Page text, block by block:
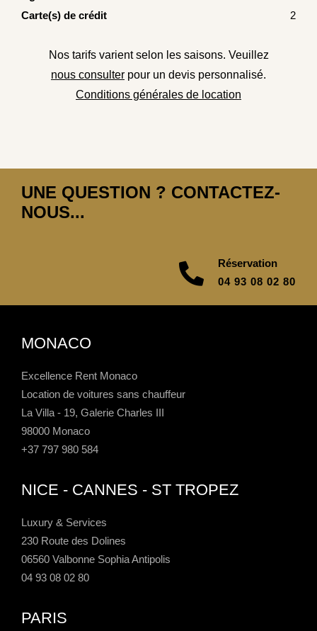
Carte(s) de crédit
2
Nos tarifs varient selon les saisons. Veuillez
nous consulter pour un devis personnalisé.
Conditions générales de location
UNE QUESTION ? CONTACTEZ-
NOUS...
Réservation
04 93 08 02 80
MONACO
Excellence Rent Monaco
Location de voitures sans chauffeur
La Villa - 19, Galerie Charles III
98000 Monaco
+37 797 980 584
NICE - CANNES - ST TROPEZ
Luxury & Services
230 Route des Dolines
06560 Valbonne Sophia Antipolis
04 93 08 02 80
PARIS